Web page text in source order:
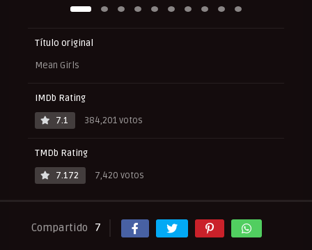
Título original
Mean Girls
IMDb Rating
7.1
384,201 votos
TMDb Rating
7.172
7,420 votos
Compartido 7